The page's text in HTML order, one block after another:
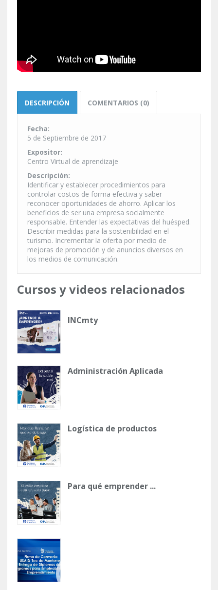
DESCRIPCIÓN COMENTARIOS (0)
Fecha:
5 de Septiembre de 2017
Expositor:
Centro Virtual de aprendizaje
Descripción:
Identificar y establecer procedimientos para
controlar costos de forma efectiva y saber
reconocer oportunidades de ahorro. Aplicar los
beneficios de ser una empresa socialmente
responsable. Entender las expectativas del huésped.
Describir medidas para la sostenibilidad en el
turismo. Incrementar la oferta por medio de
mejoras de promoción y de anuncios diversos en
los medios de comunicación.
Cursos y videos relacionados
INCmty
Administración Aplicada
Logística de productos
Para qué emprender ...